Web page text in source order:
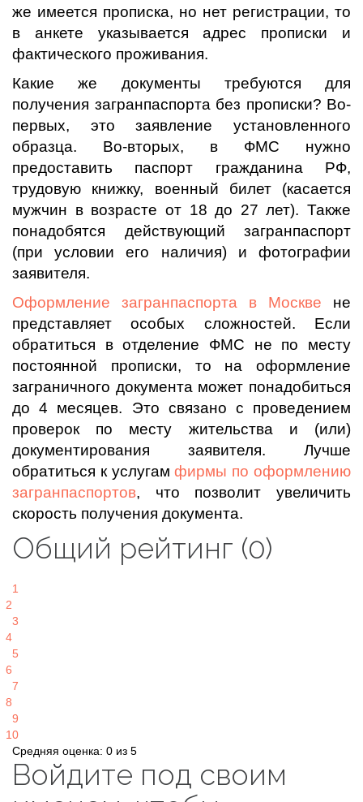
же имеется прописка, но нет регистрации, то
в анкете указывается адрес прописки и
фактического проживания.
Какие же документы требуются для
получения загранпаспорта без прописки? Во-
первых, это заявление установленного
образца. Во-вторых, в ФМС нужно
предоставить паспорт гражданина РФ,
трудовую книжку, военный билет (касается
мужчин в возрасте от 18 до 27 лет). Также
понадобятся действующий загранпаспорт
(при условии его наличия) и фотографии
заявителя.
Оформление загранпаспорта в Москве не
представляет особых сложностей. Если
обратиться в отделение ФМС не по месту
постоянной прописки, то на оформление
заграничного документа может понадобиться
до 4 месяцев. Это связано с проведением
проверок по месту жительства и (или)
документирования заявителя. Лучше
обратиться к услугамфирмы по оформлению
загранпаспортов, что позволит увеличить
скорость получения документа.
Общий рейтинг (0)
1
2
3
4
5
6
7
8
9
10
Средняя оценка: 0 из 5
Войдите под своим